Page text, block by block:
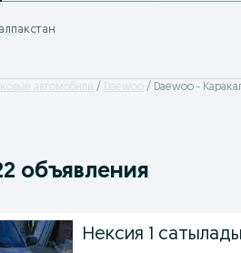
автомобили Daewoo Daewoo -
объявления
Нексия 1